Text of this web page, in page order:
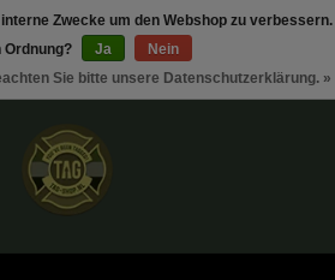
Zwecke um den Webshop zu verbessern.
Ordnung?
Ja
Nein
Sie bitte unsere Datenschutzerklärung. »